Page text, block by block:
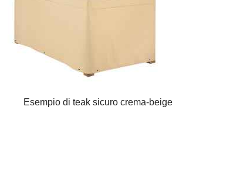
Esempio di teak sicuro crema-beige